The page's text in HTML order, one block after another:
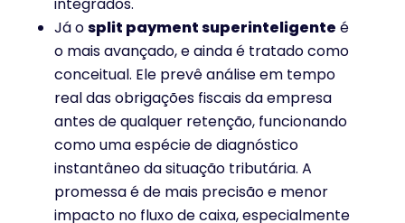
Já osplit payment superinteligente é
o mais avançado, e ainda é tratado como
conceitual. Ele prevê análise em tempo
real das obrigações fiscais da empresa
antes de qualquer retenção, funcionando
como uma espécie de diagnóstico
instantâneo da situação tributária. A
promessa é de mais precisão e menor
impacto no fluxo de caixa, especialmente